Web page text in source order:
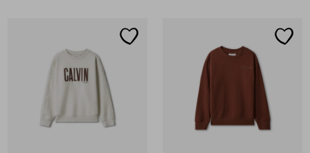
Colberts & Gilets
Boxpakjes
Rokken & Skorts
Verzorgingsproducten
Beenmode